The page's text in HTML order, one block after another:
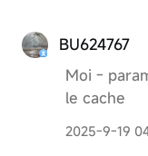
BU624767
Moi -
le cache
2025-9-19